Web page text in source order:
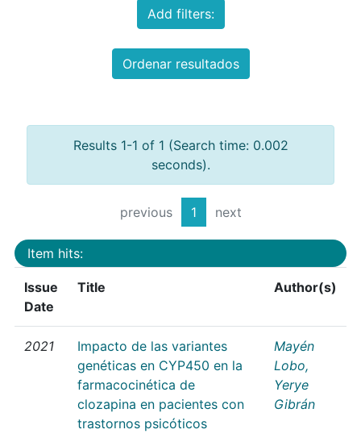
Add filters:
Ordenar resultados
Results 1-1 of 1 (Search time: 0.002
seconds).
previous 1 next
Item hits:
Issue
Date
Title Author(s)
2021
Impacto de las variantes
genéticas en CYP450 en la
farmacocinética de
clozapina en pacientes con
trastornos psicóticos
Mayén
Lobo,
Yerye
Gibrán